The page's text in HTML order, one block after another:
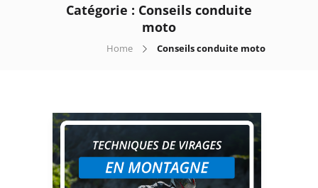
Catégorie : Conseils conduite
moto
Home Conseils conduite moto